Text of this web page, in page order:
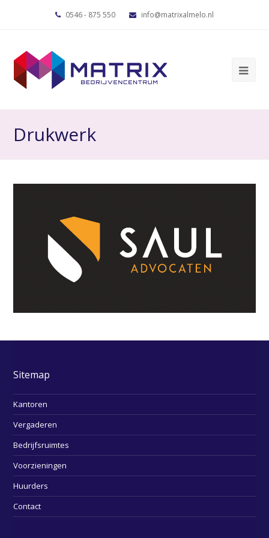
0546 - 875 550 info@matrixalmelo.nl
Drukwerk
Sitemap
Kantoren
Vergaderen
Bedrijfsruimtes
Voorzieningen
Huurders
Contact